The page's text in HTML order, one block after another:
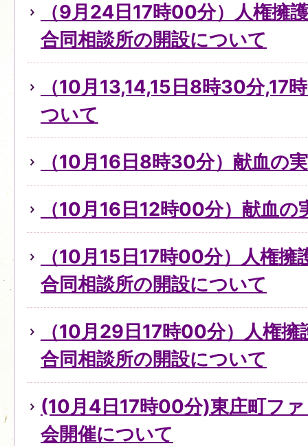
（9月24日17時00分）人権擁
合同相談所の開設について
（10月13,14,15日8時30分,17
ついて
（10月16日8時30分）献血の
（10月16日12時00分）献血の
（10月15日17時00分）人権擁
合同相談所の開設について
（10月29日17時00分）人権
合同相談所の開設について
(10月4日17時00分)東庄町フ
会開催について